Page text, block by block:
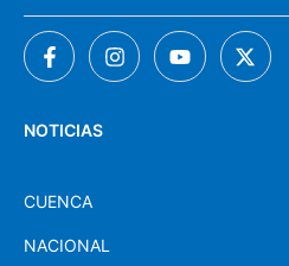
NOTICIAS
CUENCA
NACIONAL